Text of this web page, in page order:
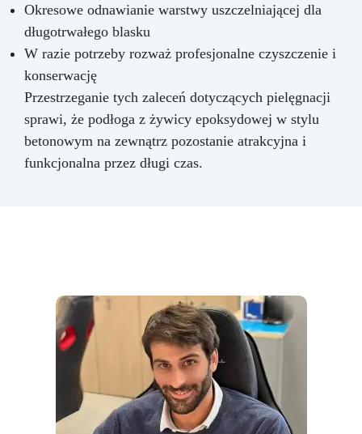
Okresowe odnawianie warstwy uszczelniającej dla
długotrwałego blasku
W razie potrzeby rozważ profesjonalne czyszczenie i
konserwację
Przestrzeganie tych zaleceń dotyczących pielęgnacji
sprawi, że podłoga z żywicy epoksydowej w stylu
betonowym na zewnątrz pozostanie atrakcyjna i
funkcjonalna przez długi czas.